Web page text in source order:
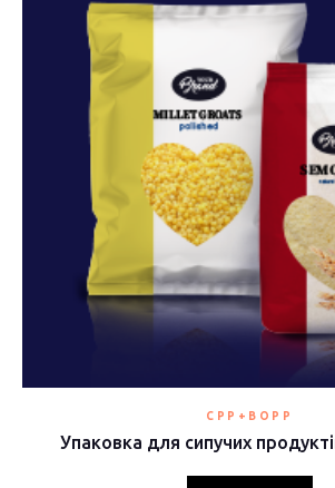
CPP+BOPP
Упаковка для сипучих